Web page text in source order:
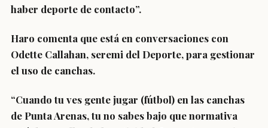
haber deporte de contacto”.
Haro comenta que está en conversaciones con
Odette Callahan, seremi del Deporte, para gestionar
el uso de canchas.
“Cuando tu ves gente jugar (fútbol) en las canchas
de Punta Arenas, tu no sabes bajo que normativa